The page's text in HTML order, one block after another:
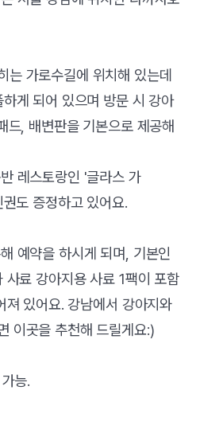
는 가로수길에 위치해 있는데
게 되어 있으며 방문 시 강아
드, 배변판을 기본으로 제공해
레스토랑인 '글라스 가
도 증정하고 있어요.
예약을 하시게 되며, 기본인
료 강아지용 사료 1팩이 포함
있어요. 강남에서 강아지와
이곳을 추천해 드릴게요:)
능.